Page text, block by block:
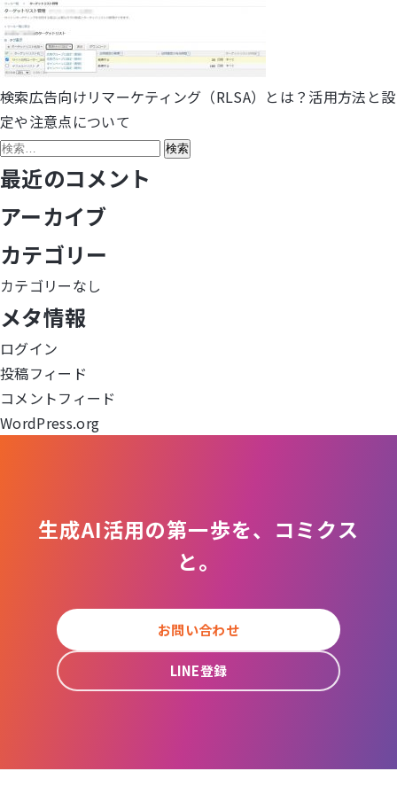
投
稿
ナ
ビ
ゲ
ー
シ
ョ
ン
検索広告向けリマーケティング（RLSA）とは？活用方法と設
定や注意点について
検
索:
最近のコメント
アーカイブ
カテゴリー
カテゴリーなし
メタ情報
ログイン
投稿フィード
コメントフィード
WordPress.org
生成AI活用の第一歩を、コミクス
と。
お問い合わせ
LINE登録